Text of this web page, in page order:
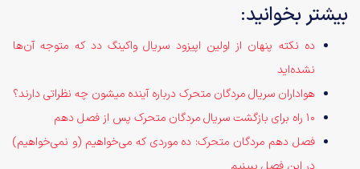
بیشتر بخوانید:
ده نکته پنهان از اولین اپیزود سریال واکینگ دد که متوجه آن‌ها
نشده‌اید
هواداران سریال مردگان متحرک درباره آینده میشون چه نظراتی دارند؟
10 راه برای بازگشت سریال مردگان متحرک پس از فصل دهم
فصل دهم مردگان متحرک: ده موردی که می‌خواهیم (و نمی‌خواهیم)